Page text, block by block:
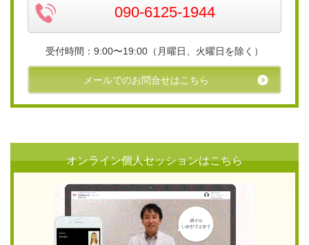
090-6125-1944
受付時間：9:00〜19:00（月曜日、火曜日を除く）
メールでのお問合せはこちら
オンライン個人セッションはこちら